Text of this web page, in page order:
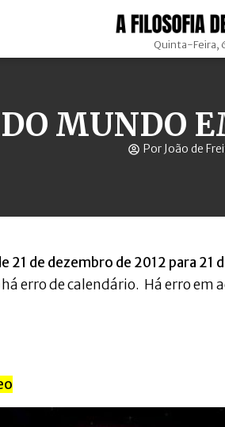
Quinta-Feira,
MUNDO
Por João de
de dezembro de 2012 para 21
erro de calendário. Há erro em